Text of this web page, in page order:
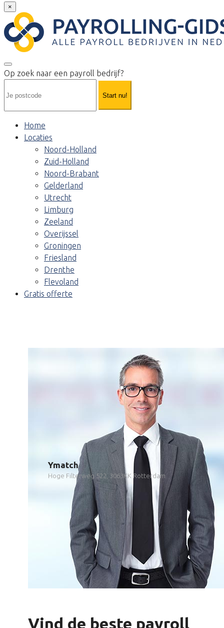
×
Op zoek naar een payroll bedrijf?
Start nu!
Home
Locaties
Noord-Holland
Zuid-Holland
Noord-Brabant
Gelderland
Utrecht
Limburg
Zeeland
Overijssel
Groningen
Friesland
Drenthe
Flevoland
Gratis offerte
Ymatch
Hoge Filterweg 522, 3063KK Rotterdam
Vind de beste payroll